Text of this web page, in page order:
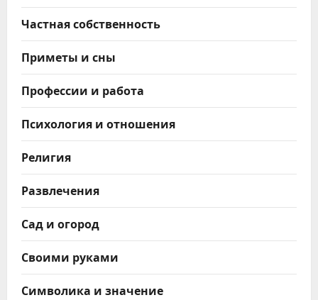
Частная собственность
Приметы и сны
Профессии и работа
Психология и отношения
Религия
Развлечения
Сад и огород
Своими руками
Символика и значение